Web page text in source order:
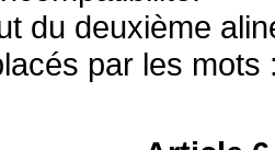
du deuxième
par les